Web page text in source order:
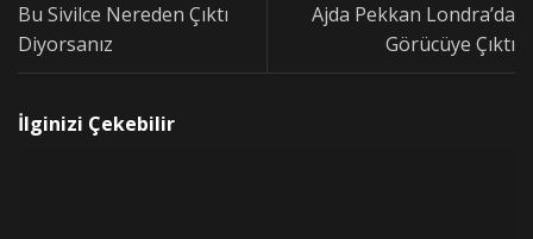
Bu Sivilce Nereden Çıktı
Diyorsanız
Ajda Pekkan Londra’da
Görücüye Çıktı
İlginizi Çekebilir